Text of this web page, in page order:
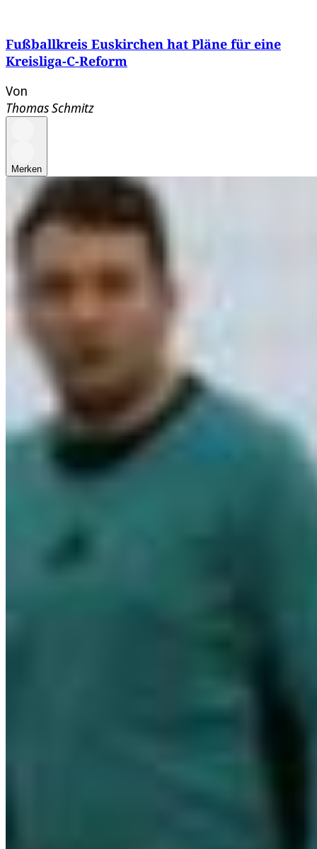
Fußballkreis Euskirchen hat Pläne für eine
Kreisliga-C-Reform
Von
Thomas Schmitz
Merken